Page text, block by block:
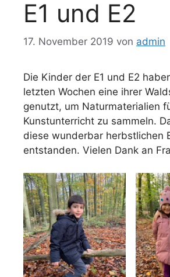
E1 und E2
17. November 2019 von admin
Die Kinder der E1 und E2
letzten Wochen eine ihrer
genutzt, um Naturmaterialien
Kunstunterricht zu sammeln.
diese wunderbar herbstlichen
entstanden. Vielen Dank an